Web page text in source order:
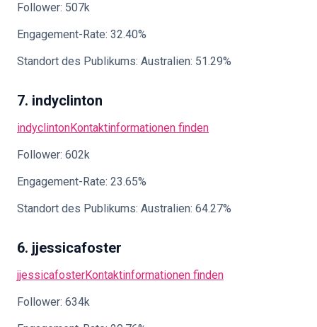
Follower: 507k
Engagement-Rate: 32.40%
Standort des Publikums: Australien: 51.29%
7. indyclinton
indyclintonKontaktinformationen finden
Follower: 602k
Engagement-Rate: 23.65%
Standort des Publikums: Australien: 64.27%
6. jjessicafoster
jjessicafosterKontaktinformationen finden
Follower: 634k